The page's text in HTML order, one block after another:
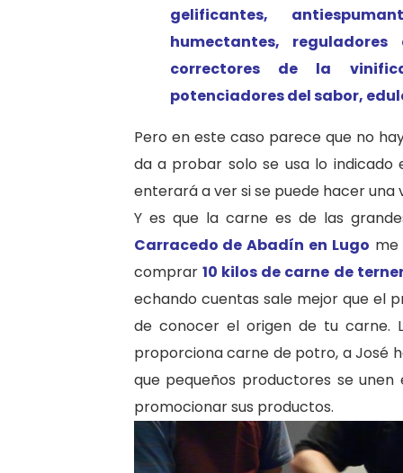
gelificantes,
humectantes,
correctores de la
potenciadores del sabor,
Pero en este caso parece que no
da a probar solo se usa lo
enterará a ver si se puede hacer una
Y es que la carne es de las
Carracedo de Abadín en Lugo me
comprar 10 kilos de carne de
echando cuentas sale mejor que el
de conocer el origen de tu carne.
proporciona carne de potro, a José
que pequeños productores se
promocionar sus productos.